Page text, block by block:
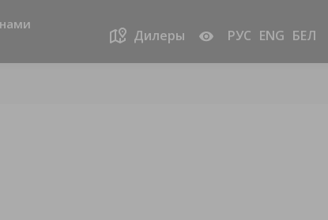
Дилеры РУС ENG БЕЛ